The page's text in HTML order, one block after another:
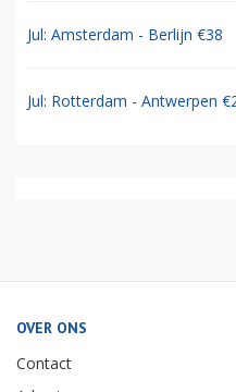
Jul: Amsterdam - Berlijn €38
Jul: Rotterdam - Antwerpen
OVER ONS
Contact